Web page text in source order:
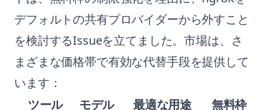
デフォルトの共有プロバイダーから外すこと
を検討するIssueを立てました。市場は、さ
まざまな価格帯で有効な代替手段を提供して
います：
ツール
モデル 最適な用途 無料枠